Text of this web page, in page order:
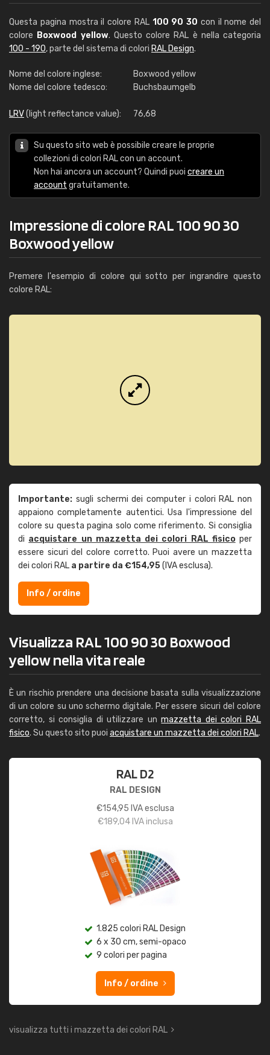
Questa pagina mostra il colore RAL 100 90 30 con il nome del
colore Boxwood yellow. Questo colore RAL è nella categoria
100 - 190, parte del sistema di colori RAL Design.
Nome del colore inglese:
Boxwood yellow
Nome del colore tedesco:
Buchsbaumgelb
LRV(light reflectance value): 76,68
Su questo sito web è possibile creare le proprie
collezioni di colori RAL con un account.
Non hai ancora un account? Quindi puoi creare un
account gratuitamente.
Impressione di colore RAL 100 90 30
Boxwood yellow
Premere l'esempio di colore qui sotto per ingrandire questo
colore RAL:
Importante: sugli schermi dei computer i colori RAL non
appaiono completamente autentici. Usa l'impressione del
colore su questa pagina solo come riferimento. Si consiglia
di acquistare un mazzetta dei colori RAL fisicoper
essere sicuri del colore corretto. Puoi avere un mazzetta
dei colori RAL a partire da €154,95(IVA esclusa).
Info / ordine
Visualizza RAL 100 90 30 Boxwood
yellow nella vita reale
È un rischio prendere una decisione basata sulla visualizzazione
di un colore su uno schermo digitale. Per essere sicuri del colore
corretto, si consiglia di utilizzare unmazzetta dei colori RAL
fisico. Su questo sito puoi acquistare un mazzetta dei colori RAL.
RAL D2
RAL DESIGN
€154,95 IVA esclusa
€189,04IVA inclusa
1.825 colori RAL Design
6 x 30 cm, semi-opaco
9 colori per pagina
Info / ordine
visualizza tutti i mazzetta dei colori RAL